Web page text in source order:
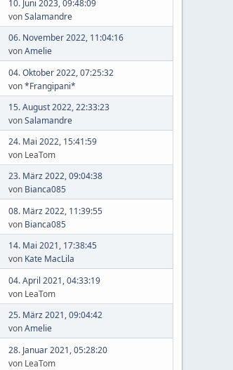
10. Juni 2023, 09:48:09
vonSalamandre
06. November 2022, 11:04:16
vonAmelie
04. Oktober 2022, 07:25:32
von*Frangipani*
15. August 2022, 22:33:23
vonSalamandre
24. Mai 2022, 15:41:59
von LeaTom
23. März 2022, 09:04:38
von Bianca085
08. März 2022, 11:39:55
von Bianca085
14. Mai 2021, 17:38:45
von Kate MacLila
04. April 2021, 04:33:19
von LeaTom
25. März 2021, 09:04:42
vonAmelie
28. Januar 2021, 05:28:20
von LeaTom